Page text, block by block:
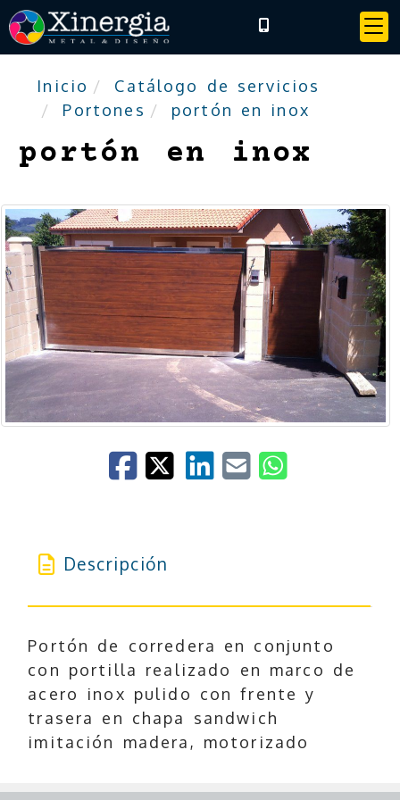
Inicio
Catálogo de servicios
Portones
portón en inox
portón en inox
Descripción
Portón de corredera en conjunto
con portilla realizado en marco de
acero inox pulido con frente y
trasera en chapa sandwich
imitación madera, motorizado